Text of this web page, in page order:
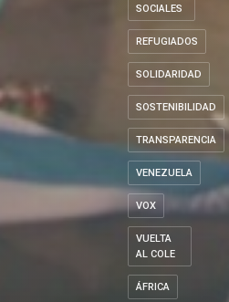
SOCIALES
REFUGIADOS
SOLIDARIDAD
SOSTENIBILIDAD
TRANSPARENCIA
VENEZUELA
VOX
VUELTA
AL COLE
ÁFRICA